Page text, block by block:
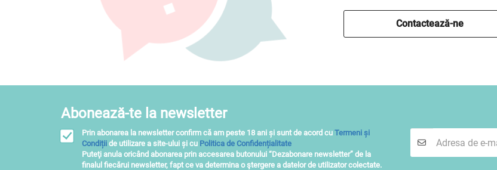
Contactează-ne
Abonează-te la newsletter
Prin abonarea la newsletter confirm că am peste 18 ani și sunt de acord cu Termeni și
Condiții de utilizare a site-ului și cu Politica de Confidențialitate
Puteţi anula oricând abonarea prin accesarea butonului “Dezabonare newsletter” de la
finalul fiecărui newsletter, fapt ce va determina o ştergere a datelor de utilizator colectate.